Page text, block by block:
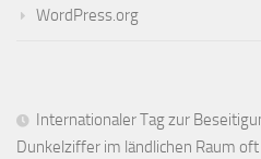
WordPress.org
Internationaler Tag zur
Dunkelziffer im ländlichen Raum